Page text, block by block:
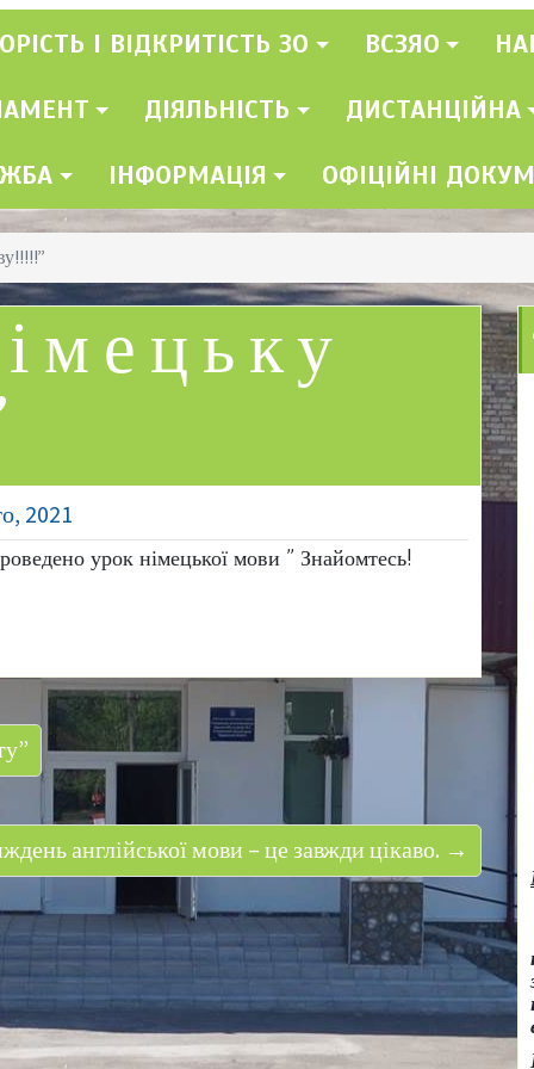
І ВІДКРИТІСТЬ ЗО ВСЗЯО
ДІЯЛЬНІСТЬ ДИСТАНЦІЙНА
ІНФОРМАЦІЯ ОФІЦІЙНІ
2021
урок німецької мови ” Знайомтесь!
англійської мови – це завжди цікаво. →